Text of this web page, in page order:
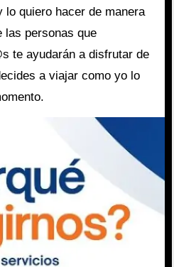
quiero hacer de manera
las personas que
te ayudarán a disfrutar de
a viajar como yo lo